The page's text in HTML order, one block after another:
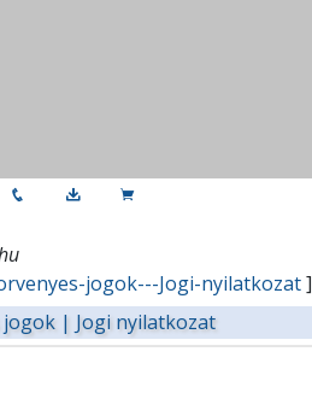
jogok---Jogi-nyilatkozat]
| Jogi nyilatkozat